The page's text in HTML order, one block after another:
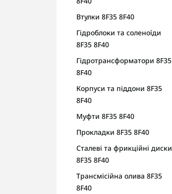
Втулки 8F35 8F40
Гідроблоки та соленоїди
8F35 8F40
Гідротрансформатори 8F35
8F40
Корпуси та піддони 8F35
8F40
Муфти 8F35 8F40
Прокладки 8F35 8F40
Сталеві та фрикційні диски
8F35 8F40
Трансмісійна олива 8F35
8F40